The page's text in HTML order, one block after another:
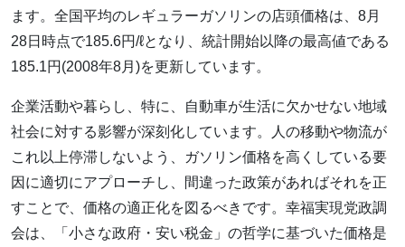
ます。全国平均のレギュラーガソリンの店頭価格は、8月
28日時点で185.6円/ℓとなり、統計開始以降の最高値である
185.1円(2008年8月)を更新しています。
企業活動や暮らし、特に、自動車が生活に欠かせない地域
社会に対する影響が深刻化しています。人の移動や物流が
これ以上停滞しないよう、ガソリン価格を高くしている要
因に適切にアプローチし、間違った政策があればそれを正
すことで、価格の適正化を図るべきです。幸福実現党政調
会は、「小さな政府・安い税金」の哲学に基づいた価格是